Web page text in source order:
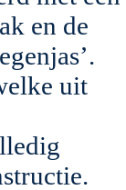
en de
uit